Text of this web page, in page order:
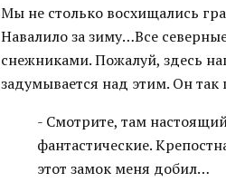
Мы не столько восхищались
Навалило за зиму…Все
снежниками. Пожалуй, здесь
задумывается над этим. Он так
- Смотрите, там
фантастические.
этот замок меня добил…